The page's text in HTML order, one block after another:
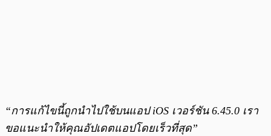
“การแก้ไขนี้ถูกนำไปใช้บนแอป iOS เวอร์ชัน 6.45.0 เรา
ขอแนะนำให้คุณอัปเดตแอปโดยเร็วที่สุด”